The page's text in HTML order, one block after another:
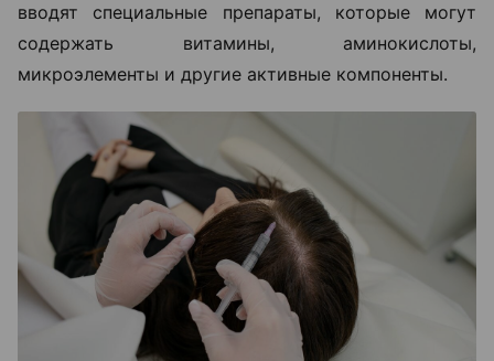
вводят специальные препараты, которые могут
содержать витамины, аминокислоты,
микроэлементы и другие активные компоненты.